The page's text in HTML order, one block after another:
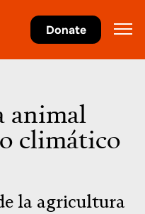
Donate
animal
climático
la agricultura